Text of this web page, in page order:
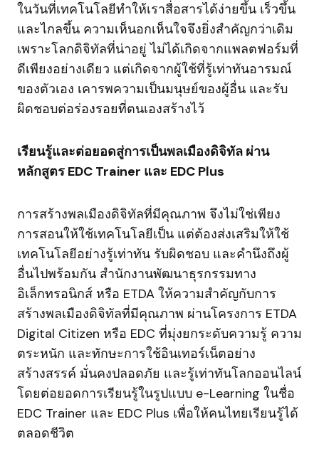
ในวันที่เทคโนโลยีทำให้เราสื่อสารได้ง่ายขึ้น เร็วขึ้น
และไกลขึ้น ความเห็นอกเห็นใจจึงยิ่งสำคัญกว่าเดิม
เพราะโลกดิจิทัลที่น่าอยู่ ไม่ได้เกิดจากแพลตฟอร์มที่
ดีเพียงอย่างเดียว แต่เกิดจากผู้ใช้ที่รู้เท่าทันอารมณ์
ของตัวเอง เคารพความเป็นมนุษย์ของผู้อื่น และรับ
ผิดชอบต่อร่องรอยที่ตนเองสร้างไว้
เรียนรู้และต่อยอดสู่การเป็นพลเมืองดิจิทัล ผ่าน
หลักสูตร EDC Trainer และ EDC Plus
การสร้างพลเมืองดิจิทัลที่มีคุณภาพ จึงไม่ใช่เพียง
การสอนให้ใช้เทคโนโลยีเป็น แต่ต้องส่งเสริมให้ใช้
เทคโนโลยีอย่างรู้เท่าทัน รับผิดชอบ และคำนึงถึงผู้
อื่นไปพร้อมกัน สำนักงานพัฒนาธุรกรรมทาง
อิเล็กทรอนิกส์ หรือ ETDA ให้ความสำคัญกับการ
สร้างพลเมืองดิจิทัลที่มีคุณภาพ ผ่านโครงการ ETDA
Digital Citizen หรือ EDC ที่มุ่งยกระดับความรู้ ความ
ตระหนัก และทักษะการใช้อินเทอร์เน็ตอย่าง
สร้างสรรค์ มั่นคงปลอดภัย และรู้เท่าทันโลกออนไลน์
โดยต่อยอดการเรียนรู้ในรูปแบบ e-Learning ในชื่อ
EDC Trainer และ EDC Plus เพื่อให้คนไทยเรียนรู้ได้
ตลอดชีวิต